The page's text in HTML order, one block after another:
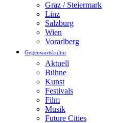
Graz / Steiermark
Linz
Salzburg
Wien
Vorarlberg
Gegenwartskultur
Aktuell
Bühne
Kunst
Festivals
Film
Musik
Future Cities